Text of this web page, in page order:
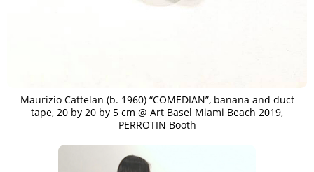
Maurizio Cattelan (b. 1960) “COMEDIAN”, banana and duct
tape, 20 by 20 by 5 cm @ Art Basel Miami Beach 2019,
PERROTIN Booth